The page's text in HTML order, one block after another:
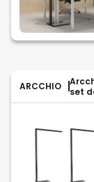
ARCCHIO
set